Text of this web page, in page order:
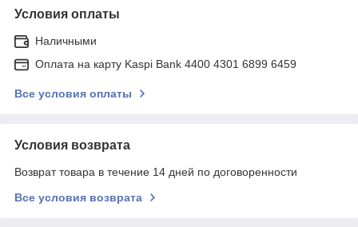
Условия оплаты
Наличными
Оплата на карту Kaspi Bank 4400 4301 6899 6459
Все условия оплаты
Условия возврата
Возврат товара в течение 14 дней по договоренности
Все условия возврата